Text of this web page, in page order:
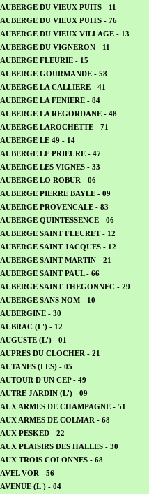
AUBERGE DU VIEUX PUITS - 11
AUBERGE DU VIEUX PUITS - 76
AUBERGE DU VIEUX VILLAGE - 13
AUBERGE DU VIGNERON - 11
AUBERGE FLEURIE - 15
AUBERGE GOURMANDE - 58
AUBERGE LA CALLIERE - 41
AUBERGE LA FENIERE - 84
AUBERGE LA REGORDANE - 48
AUBERGE LAROCHETTE - 71
AUBERGE LE 49 - 14
AUBERGE LE PRIEURE - 47
AUBERGE LES VIGNES - 33
AUBERGE LO ROBUR - 06
AUBERGE PIERRE BAYLE - 09
AUBERGE PROVENCALE - 83
AUBERGE QUINTESSENCE - 06
AUBERGE SAINT FLEURET - 12
AUBERGE SAINT JACQUES - 12
AUBERGE SAINT MARTIN - 21
AUBERGE SAINT PAUL - 66
AUBERGE SAINT THEGONNEC - 29
AUBERGE SANS NOM - 10
AUBERGINE - 30
AUBRAC (L') - 12
AUGUSTE (L') - 01
AUPRES DU CLOCHER - 21
AUTANES (LES) - 05
AUTOUR D'UN CEP - 49
AUTRE JARDIN (L') - 09
AUX ARMES DE CHAMPAGNE - 51
AUX ARMES DE COLMAR - 68
AUX PESKED - 22
AUX PLAISIRS DES HALLES - 30
AUX TROIS COLONNES - 68
AVEL VOR - 56
AVENUE (L') - 04